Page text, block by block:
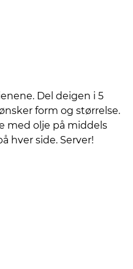
Del deigen i 5
form og størrelse.
med olje på middels
hver side. Server!